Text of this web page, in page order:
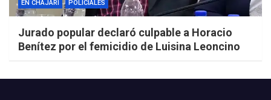
EN CHAJARÍ POLICIALES
Jurado popular declaró culpable a Horacio
Benítez por el femicidio de Luisina Leoncino